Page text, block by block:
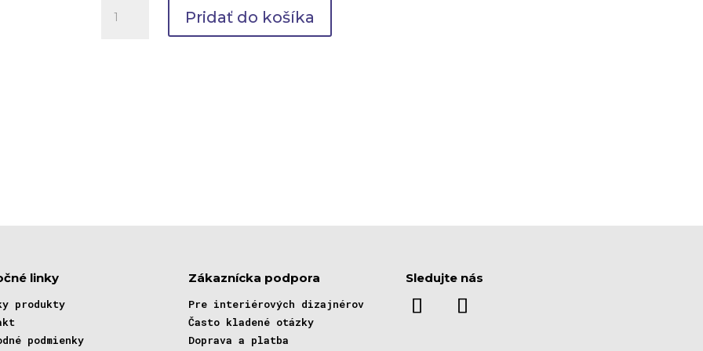
Sandro
Pridať do košíka
linky
produkty
podmienky
Zákaznícka podpora
Pre interiérových dizajnérov
Často kladené otázky
Doprava a platba
Sledujte nás